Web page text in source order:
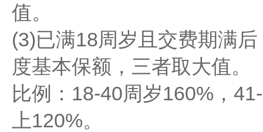
值。
(3)已满18周岁且交费期满
度基本保额，三者取大值。
比例：18-40周岁160%，
上120%。